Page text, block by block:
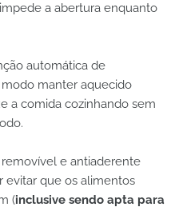
a abertura enquanto
automática de
manter aquecido
a comida cozinhando sem
e antiaderente
evitar que os alimentos
(inclusive sendo apta para